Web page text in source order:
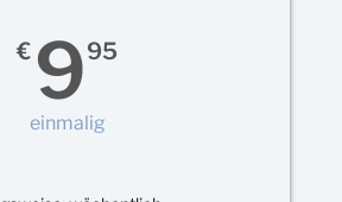
€ 995
einmalig